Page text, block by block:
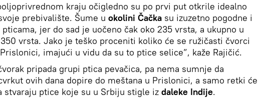
kraju očigledno su po prvi put otkrile idealno
prebivalište. Šume u okolini Čačka su izuzetno pogodne i
jer do sad je uočeno čak oko 235 vrsta, a ukupno u
vrsta. Jako je teško proceniti koliko će se ružičasti čvorci
imajući u vidu da su to ptice selice”, kaže Rajičić.
pripada grupi ptica pevačica, pa nema sumnje da
ovih dana dopire do meštana u Prislonici, a samo retki će
stvaraju ptice koje su u Srbiju stigle iz daleke Indije.